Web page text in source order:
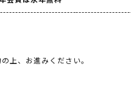
上、お進みください。